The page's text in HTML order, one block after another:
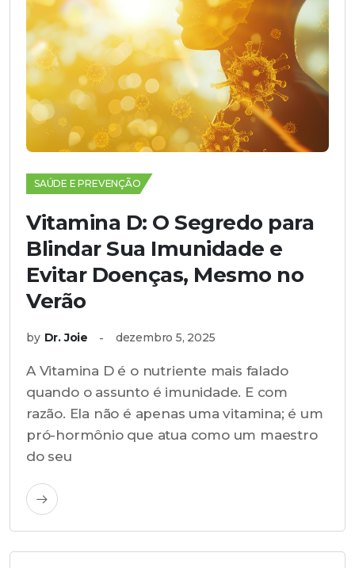
SAÚDE E PREVENÇÃO
Vitamina D: O Segredo para
Blindar Sua Imunidade e
Evitar Doenças, Mesmo no
Verão
by Dr. Joie dezembro 5, 2025
A Vitamina D é o nutriente mais falado
quando o assunto é imunidade. E com
razão. Ela não é apenas uma vitamina; é um
pró-hormônio que atua como um maestro
do seu